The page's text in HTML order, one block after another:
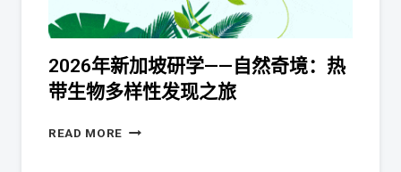
2026年新加坡研学——自然奇境：热
带生物多样性发现之旅
READ MORE